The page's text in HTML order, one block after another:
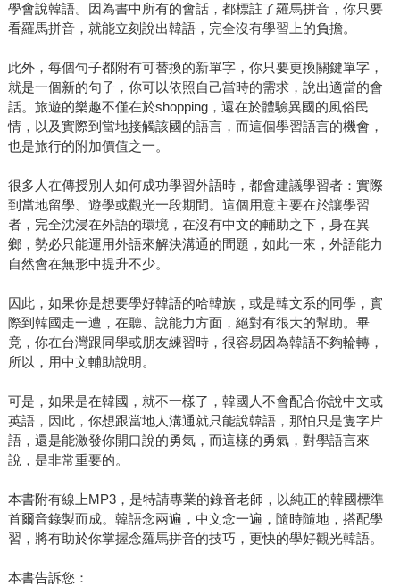
學會說韓語。因為書中所有的會話，都標註了羅馬拼音，你只要
看羅馬拼音，就能立刻說出韓語，完全沒有學習上的負擔。
此外，每個句子都附有可替換的新單字，你只要更換關鍵單字，
就是一個新的句子，你可以依照自己當時的需求，說出適當的會
話。旅遊的樂趣不僅在於shopping，還在於體驗異國的風俗民
情，以及實際到當地接觸該國的語言，而這個學習語言的機會，
也是旅行的附加價值之一。
很多人在傳授別人如何成功學習外語時，都會建議學習者：實際
到當地留學、遊學或觀光一段期間。這個用意主要在於讓學習
者，完全沈浸在外語的環境，在沒有中文的輔助之下，身在異
鄉，勢必只能運用外語來解決溝通的問題，如此一來，外語能力
自然會在無形中提升不少。
因此，如果你是想要學好韓語的哈韓族，或是韓文系的同學，實
際到韓國走一遭，在聽、說能力方面，絕對有很大的幫助。畢
竟，你在台灣跟同學或朋友練習時，很容易因為韓語不夠輪轉，
所以，用中文輔助說明。
可是，如果是在韓國，就不一樣了，韓國人不會配合你說中文或
英語，因此，你想跟當地人溝通就只能說韓語，那怕只是隻字片
語，還是能激發你開口說的勇氣，而這樣的勇氣，對學語言來
說，是非常重要的。
本書附有線上MP3，是特請專業的錄音老師，以純正的韓國標準
首爾音錄製而成。韓語念兩遍，中文念一遍，隨時隨地，搭配學
習，將有助於你掌握念羅馬拼音的技巧，更快的學好觀光韓語。
本書告訴您：